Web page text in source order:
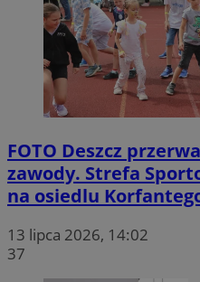
FOTO Deszcz
zawody. Strefa
na osiedlu
13 lipca 2026, 14:02
37